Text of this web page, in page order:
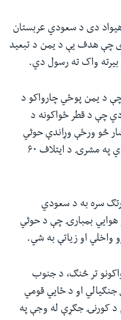
دی د سعودي عربستان
چې هدف یې د یمن د تبعید
واک ته رسول دي.
د یمن پوځي چارواکو د
چې د قطر ځواکونه د
څو ورځې وړاندې حوثي
وسله والو راکټي برید وکړ چې د سعودي په مشرۍ د ایتلاف ۶۰
سره به د سعودي
هوایي بمبارۍ چې د حوثي
واخلي او زیاتې به شي.
تر څنګ، د جنوب
جنګیالي او د ځایي قومي
کورنۍ جګړې له وجې په